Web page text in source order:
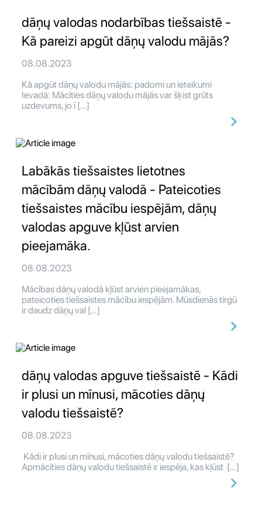
dāņų valodas nodarbības tiešsaistē -
Kā pareizi apgūt dāņų valodu mājās?
08.08.2023
Kā apgūt dāņų valodu mājās: padomi un ieteikumi
Ievadā: Mācīties dāņų valodu mājās var šķist grūts
uzdevums, jo ī […]
Labākās tiešsaistes lietotnes
mācībām dāņų valodā - Pateicoties
tiešsaistes mācību iespējām, dāņų
valodas apguve kļūst arvien
pieejamāka.
08.08.2023
Mācības dāņų valodā kļūst arvien pieejamākas,
pateicoties tiešsaistes mācību iespējām. Mūsdienās tirgū
ir daudz dāņų val […]
dāņų valodas apguve tiešsaistē - Kādi
ir plusi un mīnusi, mācoties dāņų
valodu tiešsaistē?
08.08.2023
Kādi ir plusi un mīnusi, mācoties dāņų valodu tiešsaistē?
Apmācīties dāņų valodu tiešsaistē ir iespēja, kas kļūst […]